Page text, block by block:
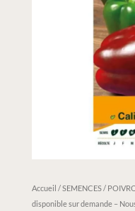
Accueil /SEMENCES/
disponible sur demande –